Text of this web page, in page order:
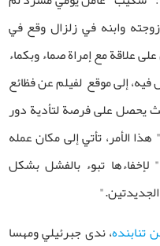
وابنه في زلزال وقع في
علاقة مع إمراة صماء وبكماء
إلى موقع لفيلم عن فظائع
يحصل على فرصة لتأدية دور
الأمر، تأتي إلى مكان عمله
تبوء بالفشل بشكل
تنابنده، ندى جبرئيلي ومهسا